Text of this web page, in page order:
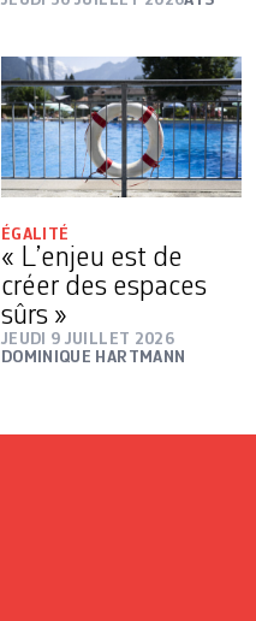
ÉGALITÉ
« L’enjeu est de
créer des espaces
sûrs »
JEUDI 9 JUILLET 2026
DOMINIQUE HARTMANN